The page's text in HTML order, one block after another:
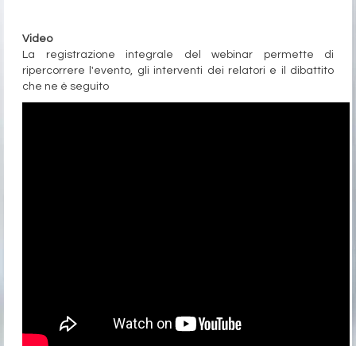
Video
La registrazione integrale del webinar permette di
ripercorrere l'evento, gli interventi dei relatori e il dibattito
che ne è seguito